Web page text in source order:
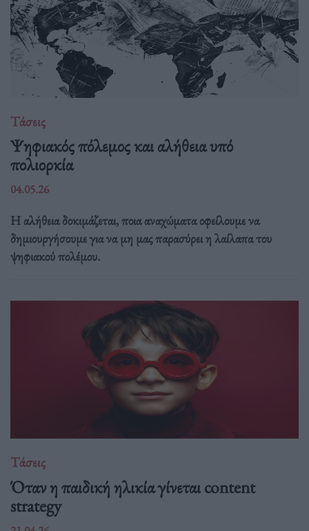
Τάσεις
Ψηφιακός πόλεμος και αλήθεια υπό
πολιορκία
04.05.26
Η αλήθεια δοκιμάζεται, ποια αναχώματα οφείλουμε να
δημιουργήσουμε για να μη μας παρασύρει η λαίλαπα του
ψηφιακού πολέμου.
Τάσεις
Όταν η παιδική ηλικία γίνεται content
strategy